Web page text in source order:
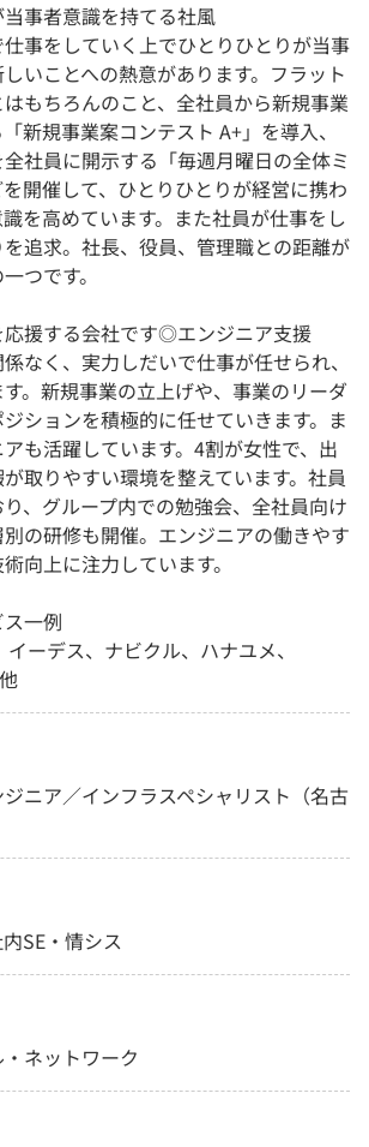
事者意識を持てる社風
事をしていく上でひとりひとりが当事
いことへの熱意があります。フラット
もちろんのこと、全社員から新規事業
新規事業案コンテスト A+」を導入、
社員に開示する「毎週月曜日の全体ミ
開催して、ひとりひとりが経営に携わ
を高めています。また社員が仕事をし
追求。社長、役員、管理職との距離が
つです。
援する会社です◎エンジニア支援
なく、実力しだいで仕事が任せられ、
。新規事業の立上げや、事業のリーダ
ションを積極的に任せていきます。ま
も活躍しています。4割が女性で、出
取りやすい環境を整えています。社員
、グループ内での勉強会、全社員向け
の研修も開催。エンジニアの働きやす
向上に注力しています。
一例
ーデス、ナビクル、ハナユメ、
ニア／インフラスペシャリスト（名古
SE・情シス
ネットワーク